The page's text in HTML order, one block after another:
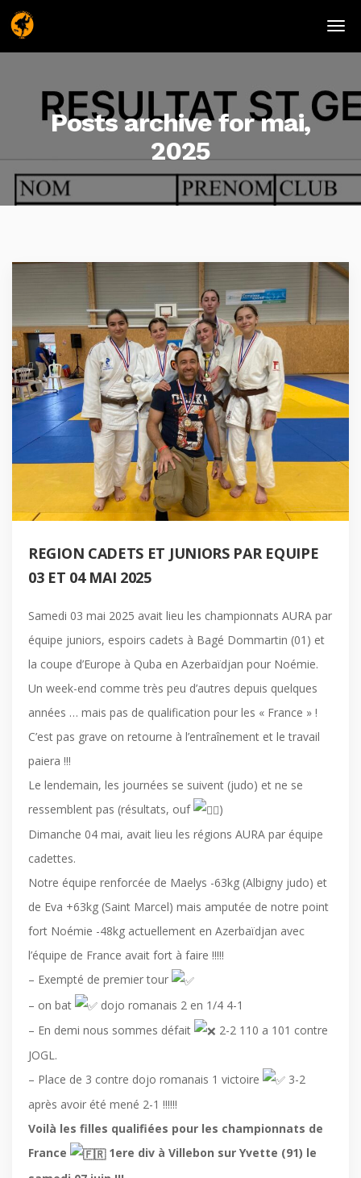
Posts archive for mai,
2025
REGION CADETS ET JUNIORS PAR EQUIPE
03 ET 04 MAI 2025
Samedi 03 mai 2025 avait lieu les championnats AURA par
équipe juniors, espoirs cadets à Bagé Dommartin (01) et
la coupe d’Europe à Quba en Azerbaïdjan pour Noémie.
Un week-end comme très peu d’autres depuis quelques
années … mais pas de qualification pour les « France » !
C’est pas grave on retourne à l’entraînement et le travail
paiera !!!
Le lendemain, les journées se suivent (judo) et ne se
ressemblent pas (résultats, ouf
)
Dimanche 04 mai, avait lieu les régions AURA par équipe
cadettes.
Notre équipe renforcée de Maelys -63kg (Albigny judo) et
de Eva +63kg (Saint Marcel) mais amputée de notre point
fort Noémie -48kg actuellement en Azerbaïdjan avec
l’équipe de France avait fort à faire !!!!!
– Exempté de premier tour
– on bat
dojo romanais 2 en 1/4 4-1
– En demi nous sommes défait
2-2 110 a 101 contre
JOGL.
– Place de 3 contre dojo romanais 1 victoire
3-2
après avoir été mené 2-1 !!!!!!
Voilà les filles qualifiées pour les championnats de
France
1ere div à Villebon sur Yvette (91) le